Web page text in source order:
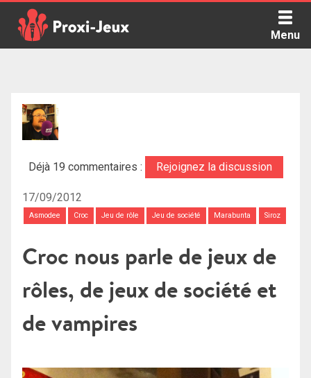
content
Menu
Déjà 19 commentaires : Rejoignez la discussion
17/09/2012
Asmodee Croc Jeu de rôle Jeu de société Marabunta Siroz
Croc nous parle de jeux de
rôles, de jeux de société et
de vampires